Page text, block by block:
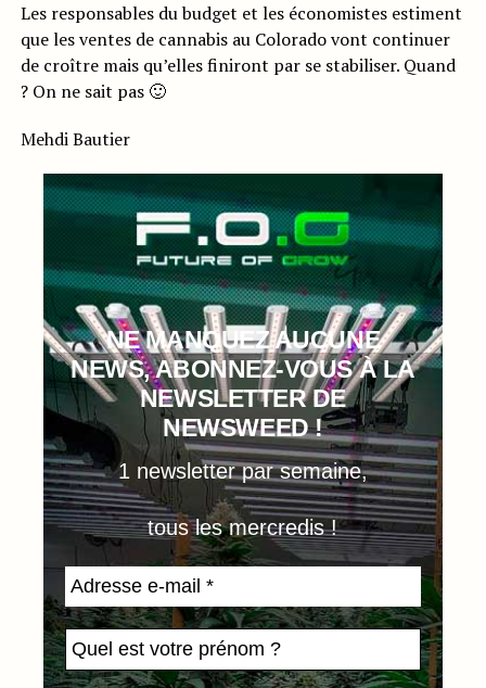
Les responsables du budget et les économistes estiment
que les ventes de cannabis au Colorado vont continuer
de croître mais qu’elles finiront par se stabiliser. Quand
? On ne sait pas 🙂
Mehdi Bautier
NE MANQUEZ AUCUNE
NEWS, ABONNEZ-VOUS À LA
NEWSLETTER DE
NEWSWEED !
1 newsletter par semaine,
tous les mercredis !